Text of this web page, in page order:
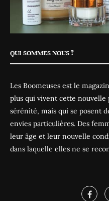
QUI SOMMES NOUS ?
Les Boomeuses est le
plus qui vivent cette nouvelle
sérénité, mais qui se posent
envies particulières. Des
leur âge et leur nouvelle
dans laquelle elles ne se